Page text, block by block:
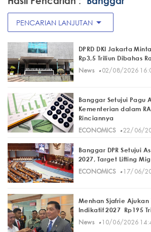
PENCARIAN LANJUTAN arrow_drop_down
DPRD DKI Jakarta
Rp3,5 Triliun Dibahas
News· 02/08/2026
Banggar Setujui Pagu
Kementerian dalam
Rinciannya
ECONOMICS· 22/06/
Banggar DPR Setujui
2027, Target Lifting
ECONOMICS· 17/06/
Menhan Sjafrie Ajukan
Indikatif 2027 Rp195
News· 10/06/2026